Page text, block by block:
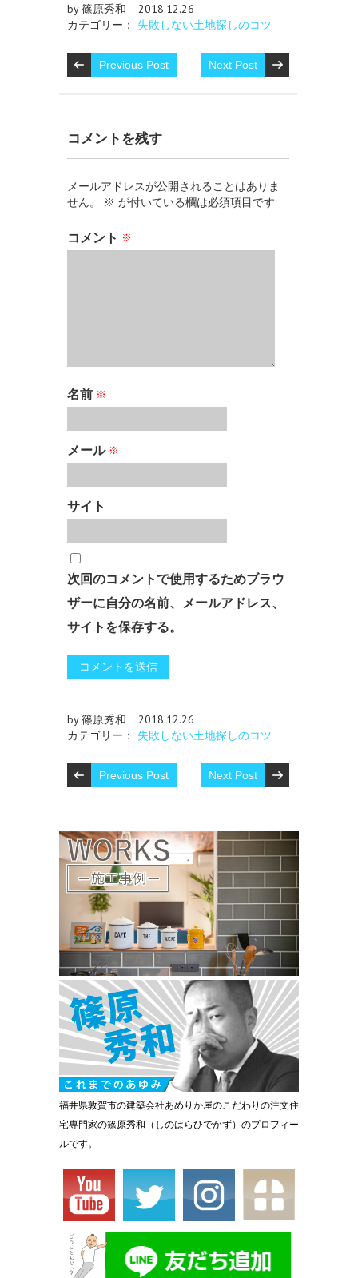
by 篠原秀和
2018.12.26
カテゴリー： 失敗しない土地探しのコツ
Previous Post Next Post
コメントを残す
メールアドレスが公開されることはありま
せん。
※ が付いている欄は必須項目です
コメント ※
名前 ※
メール ※
サイト
次回のコメントで使用するためブラウ
ザーに自分の名前、メールアドレス、
サイトを保存する。
by 篠原秀和
2018.12.26
カテゴリー： 失敗しない土地探しのコツ
Previous Post Next Post
福井県敦賀市の建築会社あめりか屋のこだわりの注文住
宅専門家の篠原秀和（しのはらひでかず）のプロフィー
ルです。